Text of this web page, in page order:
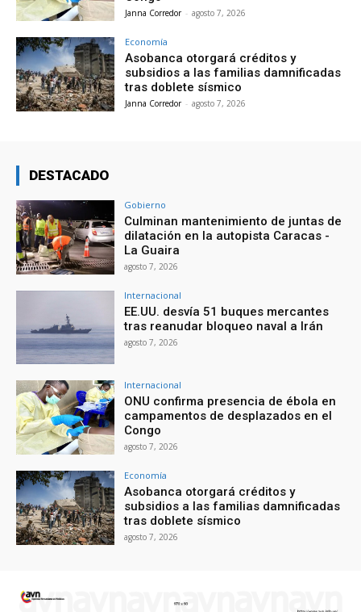
Janna Corredor - agosto 7, 2026
Economía
Asobanca otorgará créditos y
subsidios a las familias damnificadas
tras doblete sísmico
Janna Corredor - agosto 7, 2026
DESTACADO
Gobierno
Culminan mantenimiento de juntas de
dilatación en la autopista Caracas -
La Guaira
agosto 7, 2026
Internacional
EE.UU. desvía 51 buques mercantes
tras reanudar bloqueo naval a Irán
agosto 7, 2026
Internacional
ONU confirma presencia de ébola en
campamentos de desplazados en el
Congo
agosto 7, 2026
Economía
Asobanca otorgará créditos y
subsidios a las familias damnificadas
tras doblete sísmico
agosto 7, 2026